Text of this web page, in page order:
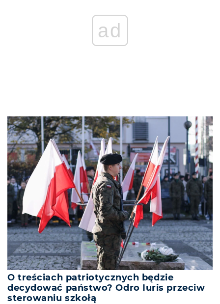
ad
O treściach patriotycznych będzie
decydować państwo? Odro Iuris przeciw
sterowaniu szkołą